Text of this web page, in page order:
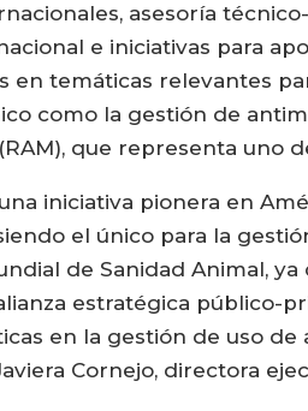
asesoría
e iniciativas para
en temáticas relevantes
como la gestión de
que representa uno
iniciativa pionera en
el único para la
de Sanidad Animal,
estratégica público-
en la gestión de uso
Cornejo, directora